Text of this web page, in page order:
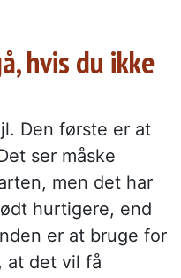
hvis du ikke
Den første er at
ser måske
men det har
hurtigere, end
er at bruge for
at det vil få